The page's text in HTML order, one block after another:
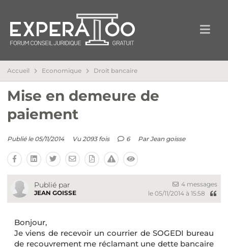
Accueil Economique Droit bancaire
Mise en demeure de
paiement
Publié le 05/11/2014 Vu 2093 fois 6 ParJean goisse
Publié par
JEAN GOISSE
4 messages
le 05/11/2014 à 15:58
Bonjour,
Je viens de recevoir un courrier de SOGEDI bureau
de recouvrement me réclamant une dette bancaire